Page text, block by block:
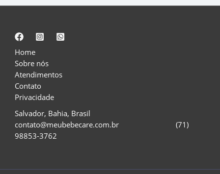
Home
Sobre nós
Atendimentos
Contato
Privacidade
Salvador, Bahia, Brasil
contato@meubebecare.com.br (71)
98853-3762